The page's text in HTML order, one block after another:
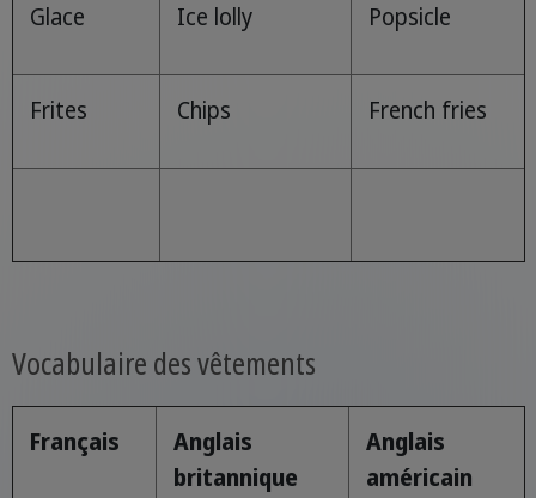
Glace Ice lolly Popsicle
Frites Chips French fries
Vocabulaire des vêtements
Français
Anglais
britannique
Anglais
américain